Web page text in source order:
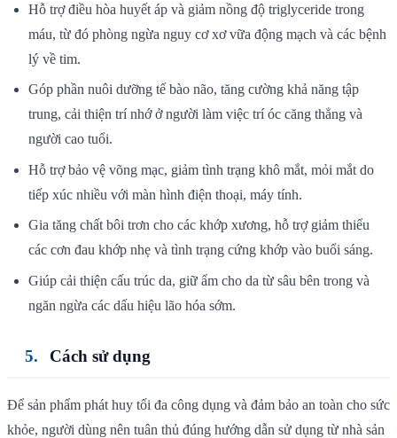
Hỗ trợ điều hòa huyết áp và giảm nồng độ triglyceride trong
máu, từ đó phòng ngừa nguy cơ xơ vữa động mạch và các bệnh
lý về tim.
Góp phần nuôi dưỡng tế bào não, tăng cường khả năng tập
trung, cải thiện trí nhớ ở người làm việc trí óc căng thẳng và
người cao tuổi.
Hỗ trợ bảo vệ võng mạc, giảm tình trạng khô mắt, mỏi mắt do
tiếp xúc nhiều với màn hình điện thoại, máy tính.
Gia tăng chất bôi trơn cho các khớp xương, hỗ trợ giảm thiểu
các cơn đau khớp nhẹ và tình trạng cứng khớp vào buổi sáng.
Giúp cải thiện cấu trúc da, giữ ẩm cho da từ sâu bên trong và
ngăn ngừa các dấu hiệu lão hóa sớm.
Cách sử dụng
Để sản phẩm phát huy tối đa công dụng và đảm bảo an toàn cho sức
khỏe, người dùng nên tuân thủ đúng hướng dẫn sử dụng từ nhà sản